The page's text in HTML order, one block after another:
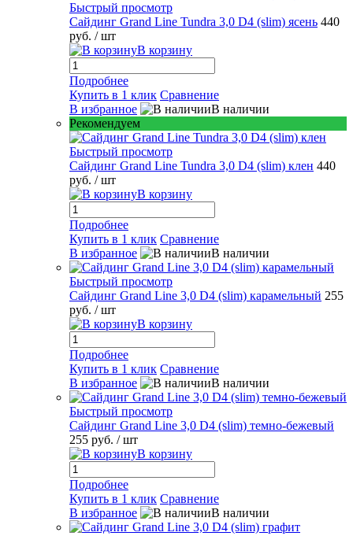
Быстрый просмотр
Сайдинг Grand Line Tundra 3,0 D4 (slim) ясень 440
руб. / шт
В корзину
Подробнее
Купить в 1 клик Сравнение
В избранное
В наличии
Рекомендуем
Быстрый просмотр
Сайдинг Grand Line Tundra 3,0 D4 (slim) клен 440
руб. / шт
В корзину
Подробнее
Купить в 1 клик Сравнение
В избранное
В наличии
Быстрый просмотр
Сайдинг Grand Line 3,0 D4 (slim) карамельный 255
руб. / шт
В корзину
Подробнее
Купить в 1 клик Сравнение
В избранное
В наличии
Быстрый просмотр
Сайдинг Grand Line 3,0 D4 (slim) темно-бежевый
255 руб. / шт
В корзину
Подробнее
Купить в 1 клик Сравнение
В избранное
В наличии